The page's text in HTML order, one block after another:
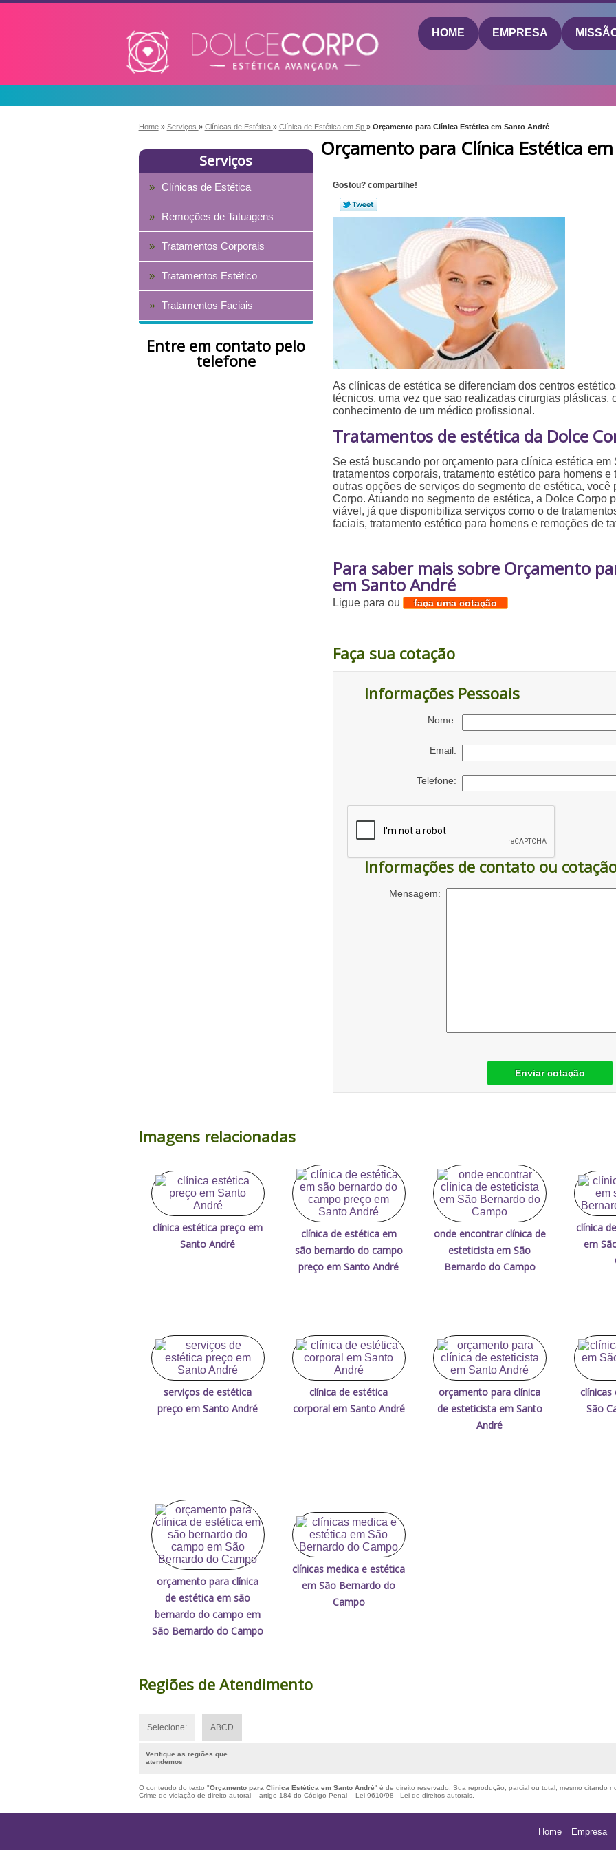
HOME EMPRESA
Home » Serviços » Clínicas de Estética » Clínica de Estética em Sp » Orçamento para Clínica Estética em Santo André
Serviços
Clínicas de Estética
Remoções de Tatuagens
Tratamentos Corporais
Tratamentos Estético
Tratamentos Faciais
Entre em contato pelo
telefone
Orçamento para Clínica Estética
Gostou? compartilhe!
As clínicas de estética se diferenciam dos centros
técnicos, uma vez que sao realizadas cirurgias plásticas,
conhecimento de um médico profissional.
Tratamentos de estética da Dolce
Se está buscando por orçamento para clínica estética em
tratamentos corporais, tratamento estético para homens
outras opções de serviços do segmento de estética, você
Corpo. Atuando no segmento de estética, a Dolce Corpo
viável, já que disponibiliza serviços como o de
faciais, tratamento estético para homens e remoções de
Para saber mais sobre Orçamento
em Santo André
Ligue paraou faça uma cotação
Faça sua cotação
Informações Pessoais
Nome:
Email:
Telefone:
Informações de contato ou
Mensagem:
Enviar cotação
Imagens relacionadas
clínica estética preço em
Santo André
clínica de estética em
são bernardo do campo
preço em Santo André
onde encontrar clínica de
esteticista em São
Bernardo do Campo
clínica
em
serviços de estética
preço em Santo André
clínica de estética
corporal em Santo André
orçamento para clínica
de esteticista em Santo
André
clínicas
São
orçamento para clínica
de estética em são
bernardo do campo em
São Bernardo do Campo
clínicas medica e estética
em São Bernardo do
Campo
Regiões de Atendimento
Selecione: ABCD
Verifique as regiões que
atendemos
O conteúdo do texto "Orçamento para Clínica Estética em Santo André" é de direito reservado. Sua reprodução, parcial ou total, mesmo citando
Crime de violação de direito autoral – artigo 184 do Código Penal – Lei 9610/98 - Lei de direitos autorais.
Home Empresa